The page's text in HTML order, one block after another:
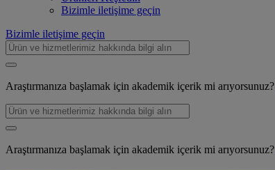
Bizimle iletişime geçin
Bizimle iletişime geçin
Araştırmanıza başlamak için akademik içerik mi arıyorsunuz?
Araştırmanıza başlamak için akademik içerik mi arıyorsunuz?